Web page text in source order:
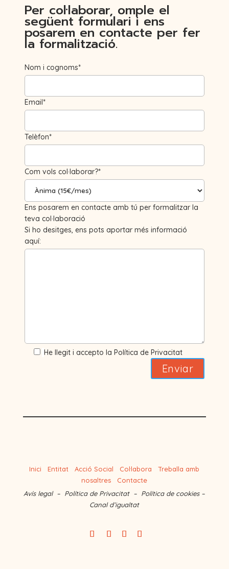
Per col·laborar, omple el
següent formulari i ens
posarem en contacte per fer
la formalització.
Nom i cognoms*
Email*
Telèfon*
Com vols col·laborar?*
Ens posarem en contacte amb tú per formalitzar la
teva col·laboració
Si ho desitges, ens pots aportar més informació
aquí:
He llegit i accepto la Política de Privacitat
Inici Entitat Acció Social Col·labora
Treballa amb
nosaltres
Contacte
Avís legal– Política de Privacitat– Política de cookies–
Canal d’igualtat